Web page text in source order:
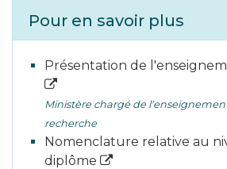
Pour en savoir plus
Présentation de
Ministère chargé de
recherche
Nomenclature relative au
diplôme